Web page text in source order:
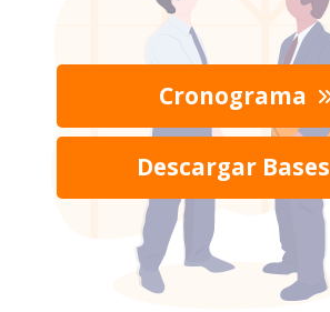
Cronograma
Descargar Bases